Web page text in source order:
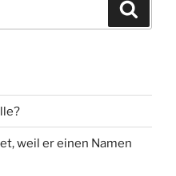
weil er einen Namen